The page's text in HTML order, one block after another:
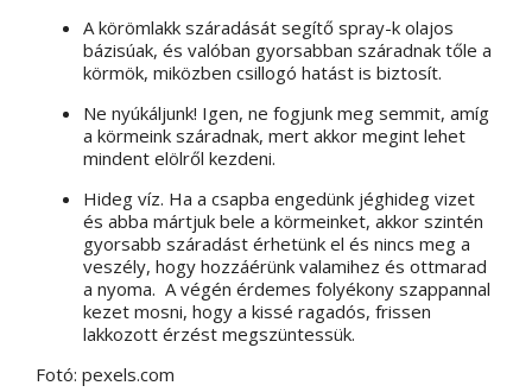
A körömlakk száradását segítő spray-k olajos
bázisúak, és valóban gyorsabban száradnak tőle a
körmök, miközben csillogó hatást is biztosít.
Ne nyúkáljunk! Igen, ne fogjunk meg semmit, amíg
a körmeink száradnak, mert akkor megint lehet
mindent elölről kezdeni.
Hideg víz. Ha a csapba engedünk jéghideg vizet
és abba mártjuk bele a körmeinket, akkor szintén
gyorsabb száradást érhetünk el és nincs meg a
veszély, hogy hozzáérünk valamihez és ottmarad
a nyoma. A végén érdemes folyékony szappannal
kezet mosni, hogy a kissé ragadós, frissen
lakkozott érzést megszüntessük.
Fotó: pexels.com